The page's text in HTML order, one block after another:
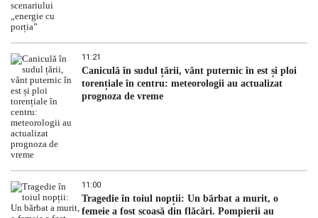
11:21
Caniculă în sudul țării, vânt puternic în est și ploi
torențiale în centru: meteorologii au actualizat
prognoza de vreme
11:00
Tragedie în toiul nopții: Un bărbat a murit, o
femeie a fost scoasă din flăcări. Pompierii au